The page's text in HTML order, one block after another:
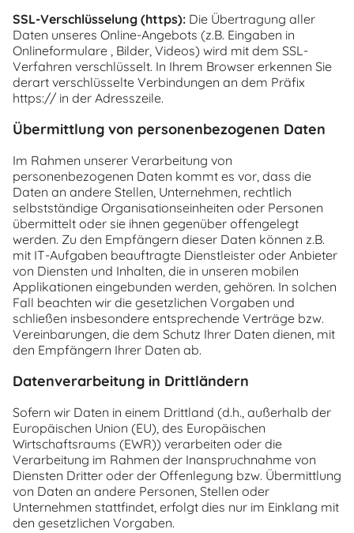
SSL-Verschlüsselung (https): Die Übertragung aller
Daten unseres Online-Angebots (z.B. Eingaben in
Onlineformulare , Bilder, Videos) wird mit dem SSL-
Verfahren verschlüsselt. In Ihrem Browser erkennen Sie
derart verschlüsselte Verbindungen an dem Präfix
https:// in der Adresszeile.
Übermittlung von personenbezogenen Daten
Im Rahmen unserer Verarbeitung von
personenbezogenen Daten kommt es vor, dass die
Daten an andere Stellen, Unternehmen, rechtlich
selbstständige Organisationseinheiten oder Personen
übermittelt oder sie ihnen gegenüber offengelegt
werden. Zu den Empfängern dieser Daten können z.B.
mit IT-Aufgaben beauftragte Dienstleister oder Anbieter
von Diensten und Inhalten, die in unseren mobilen
Applikationen eingebunden werden, gehören. In solchen
Fall beachten wir die gesetzlichen Vorgaben und
schließen insbesondere entsprechende Verträge bzw.
Vereinbarungen, die dem Schutz Ihrer Daten dienen, mit
den Empfängern Ihrer Daten ab.
Datenverarbeitung in Drittländern
Sofern wir Daten in einem Drittland (d.h., außerhalb der
Europäischen Union (EU), des Europäischen
Wirtschaftsraums (EWR)) verarbeiten oder die
Verarbeitung im Rahmen der Inanspruchnahme von
Diensten Dritter oder der Offenlegung bzw. Übermittlung
von Daten an andere Personen, Stellen oder
Unternehmen stattfindet, erfolgt dies nur im Einklang mit
den gesetzlichen Vorgaben.